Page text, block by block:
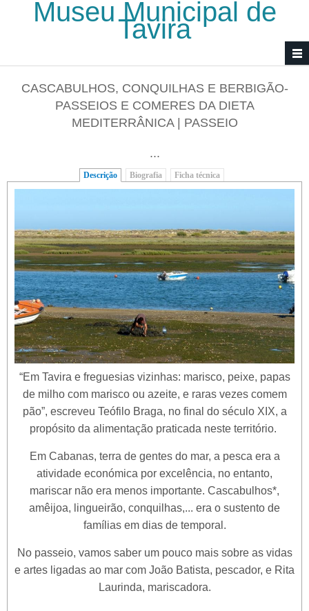
Passar para o conteúdo principal
Museu Municipal de
Tavira
CASCABULHOS, CONQUILHAS E BERBIGÃO-
PASSEIOS E COMERES DA DIETA
MEDITERRÂNICA | PASSEIO
...
Descrição (separador ativo)
Biografia Ficha técnica
“Em Tavira e freguesias vizinhas: marisco, peixe, papas
de milho com marisco ou azeite, e raras vezes comem
pão”, escreveu Teófilo Braga, no final do século XIX, a
propósito da alimentação praticada neste território.
Em Cabanas, terra de gentes do mar, a pesca era a
atividade económica por excelência, no entanto,
mariscar não era menos importante. Cascabulhos*,
amêijoa, lingueirão, conquilhas,... era o sustento de
famílias em dias de temporal.
No passeio, vamos saber um pouco mais sobre as vidas
e artes ligadas ao mar com João Batista, pescador, e Rita
Laurinda, mariscadora.